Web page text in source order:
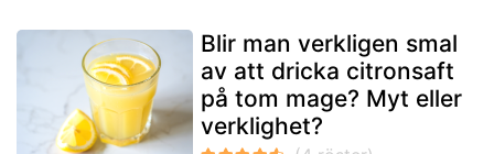
Blir man verkligen smal
av att dricka citronsaft
på tom mage? Myt eller
verklighet?